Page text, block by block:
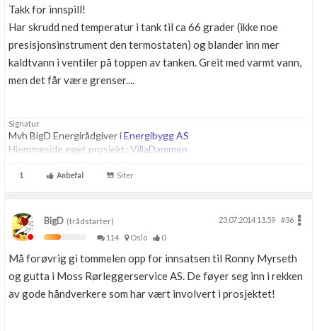
Takk for innspill!
Har skrudd ned temperatur i tank til ca 66 grader (ikke noe
presisjonsinstrument den termostaten) og blander inn mer
kaldtvann i ventiler på toppen av tanken. Greit med varmt vann,
men det får være grenser....
Signatur
Mvh BigD Energirådgiver iEnergibygg AS
Hjemmeside eget prosjekt: VillaDammen
1 Anbefal Siter
BigD (trådstarter) 23.07.2014 13.59
#36
114
Oslo 0
Må forøvrig gi tommelen opp for innsatsen til Ronny Myrseth
og gutta i Moss Rørleggerservice AS. De føyer seg inn i rekken
av gode håndverkere som har vært involvert i prosjektet!